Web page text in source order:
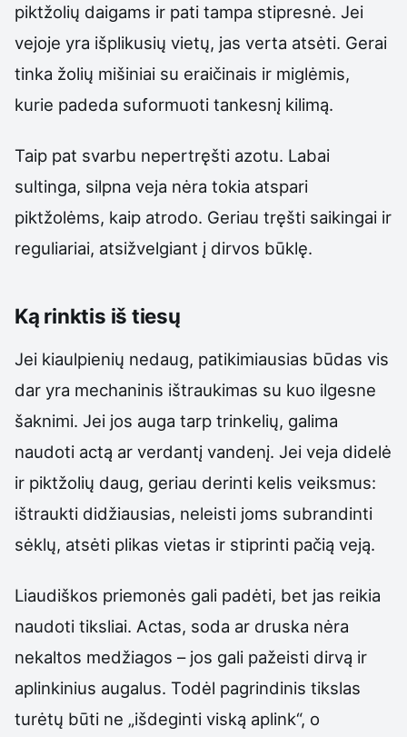
piktžolių daigams ir pati tampa stipresnė. Jei
vejoje yra išplikusių vietų, jas verta atsėti. Gerai
tinka žolių mišiniai su eraičinais ir miglėmis,
kurie padeda suformuoti tankesnį kilimą.
Taip pat svarbu nepertręšti azotu. Labai
sultinga, silpna veja nėra tokia atspari
piktžolėms, kaip atrodo. Geriau tręšti saikingai ir
reguliariai, atsižvelgiant į dirvos būklę.
Ką rinktis iš tiesų
Jei kiaulpienių nedaug, patikimiausias būdas vis
dar yra mechaninis ištraukimas su kuo ilgesne
šaknimi. Jei jos auga tarp trinkelių, galima
naudoti actą ar verdantį vandenį. Jei veja didelė
ir piktžolių daug, geriau derinti kelis veiksmus:
ištraukti didžiausias, neleisti joms subrandinti
sėklų, atsėti plikas vietas ir stiprinti pačią veją.
Liaudiškos priemonės gali padėti, bet jas reikia
naudoti tiksliai. Actas, soda ar druska nėra
nekaltos medžiagos – jos gali pažeisti dirvą ir
aplinkinius augalus. Todėl pagrindinis tikslas
turėtų būti ne „išdeginti viską aplink“, o